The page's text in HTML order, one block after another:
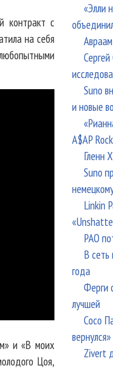
контракт с
на себя
и «В моих
Цоя,
«Элли
Suno
и новые
A$AP
Гленн
Suno
Linkin
РАО
В
года
Ферги
лучшей
Сосо
вернулся»
Zivert